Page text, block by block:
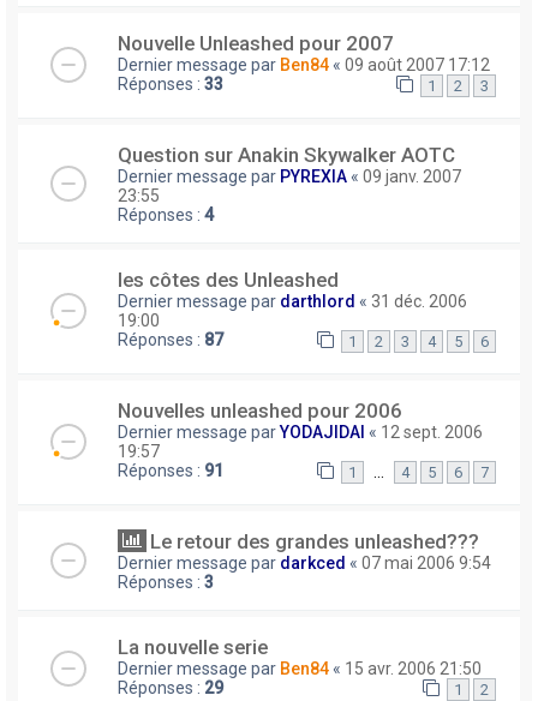
Nouvelle Unleashed pour 2007
Dernier message par Ben84 « 09 août 2007 17:12
Réponses : 33 1 2 3
Question sur Anakin Skywalker AOTC
Dernier message par PYREXIA « 09 janv. 2007
23:55
Réponses : 4
les côtes des Unleashed
Dernier message par darthlord « 31 déc. 2006
19:00
Réponses : 87 1 2 3 4 5 6
Nouvelles unleashed pour 2006
Dernier message parYODAJIDAI « 12 sept. 2006
19:57
Réponses : 91 1 … 4 5 6 7
Le retour des grandes unleashed???
Dernier message par darkced « 07 mai 2006 9:54
Réponses : 3
La nouvelle serie
Dernier message par Ben84 « 15 avr. 2006 21:50
Réponses : 29 1 2